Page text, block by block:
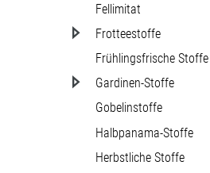
Fellimitat
Frotteestoffe
Frühlingsfrische Stoffe
Gardinen-Stoffe
Gobelinstoffe
Halbpanama-Stoffe
Herbstliche Stoffe